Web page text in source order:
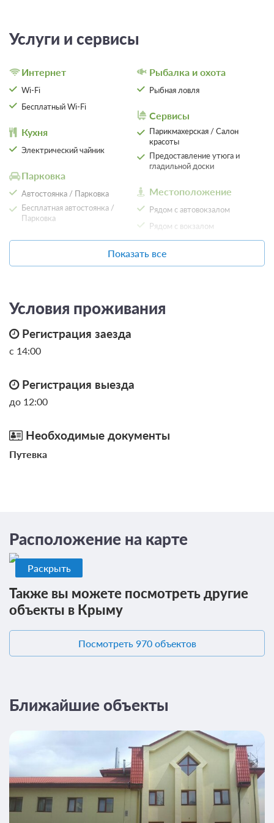
5 фото
Двухместный (Комфорт Twin) Подробнее
Телевизор
4 500
Полулюкс
25м 2
Телевизор
Ванная комната в номере
Проживание без питания
Услуги и сервисы
Интернет
Wi-Fi
Бесплатный Wi-Fi
Кухня
Электрический чайник
Парковка
Автостоянка / Парковка
Бесплатная автостоянка /
Парковка
Детям
Рыбалка и охота
Рыбная ловля
Сервисы
Парикмахерская / Салон
красоты
Предоставление утюга и
гладильной доски
Местоположение
Рядом с автовокзалом
Рядом с вокзалом
Показать все
Условия проживания
Регистрация заезда
с 14:00
Регистрация выезда
до 12:00
Необходимые документы
Путевка
Расположение на карте
Раскрыть
Также вы можете посмотреть другие
объекты в Крыму
Посмотреть 970 объектов
Ближайшие объекты